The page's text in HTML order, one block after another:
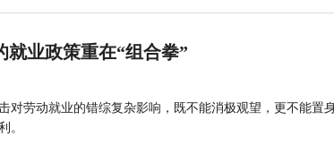
就业政策重在“组合拳”
对劳动就业的错综复杂影响，既不能消极观望，更不能
。